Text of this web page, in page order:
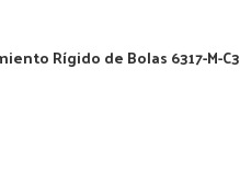
Rígido de Bolas 6317-M-C3